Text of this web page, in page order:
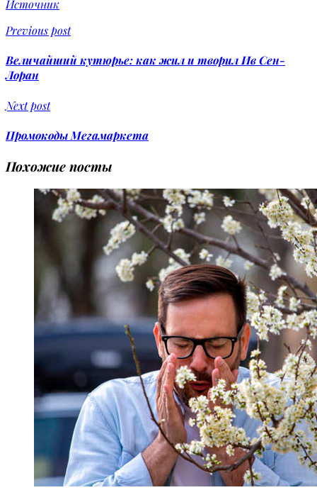
Источник
Previous post
Величайший кутюрье: как жил и творил Ив Сен-
Лоран
Next post
Промокоды Мегамаркета
Похожие посты